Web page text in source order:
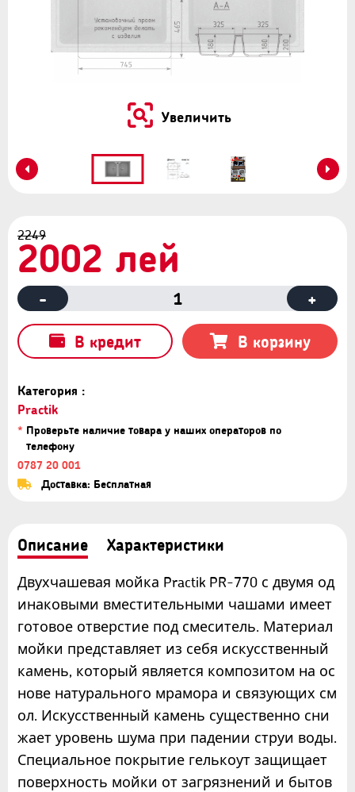
Увеличить
Категория :
Practik
* Проверьте наличие товара у наших операторов по
телефону
0787 20 001
Доставка: Бесплатная
2249
2002 лей
- 1 +
В кредит В корзину
Описание Характеристики
Двухчашевая мойка Practik PR-770 с двумя од
инаковыми вместительными чашами имеет
готовое отверстие под смеситель. Материал
мойки представляет из себя искусственный
камень, который является композитом на ос
нове натурального мрамора и связующих см
ол. Искусственный камень существенно сни
жает уровень шума при падении струи воды.
Специальное покрытие гелькоут защищает
поверхность мойки от загрязнений и бытов